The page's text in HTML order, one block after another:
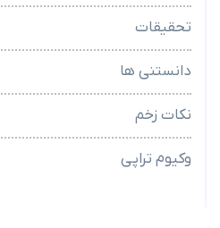
تحقیقات
دانستنی ها
نکات زخم
وکیوم تراپی